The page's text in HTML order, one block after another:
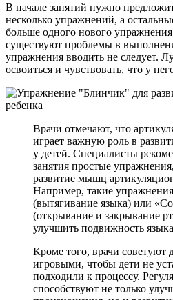
В начале занятий нужно
несколько упражнений, а
больше одного нового упражнения
существуют проблемы в
упражнения вводить не следует.
освоиться и чувствовать, что у
Врачи отмечают, что
играет важную роль в
у детей. Специалисты
занятия простые
развитие мышц
Например, такие
(вытягивание языка) или
(открывание и закрывание
улучшить подвижность
Кроме того, врачи советуют
игровыми, чтобы дети не
подходили к процессу.
способствуют не только